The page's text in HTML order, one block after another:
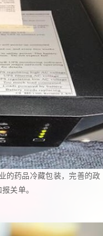
的药品冷藏包装，完善的政
关单。